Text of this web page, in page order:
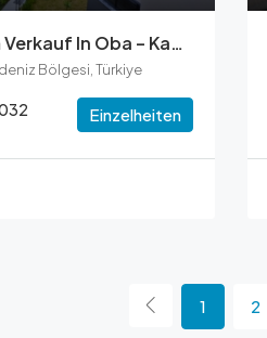
Luxuriöses 2+1 Duplex Zum Verkauf In Oba – Kavi Dreams
Bölgesi, Türkiye
Einzelheiten
1 2